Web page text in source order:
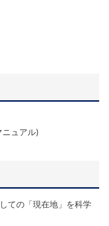
ュアル)
ての「現在地」を科学